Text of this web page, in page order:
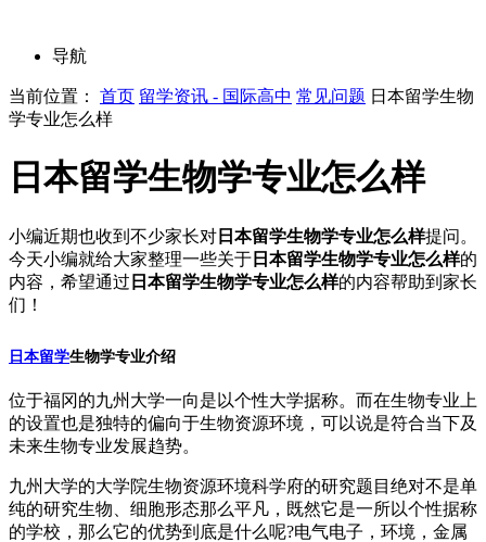
导航
当前位置： 首页 留学资讯 - 国际高中 常见问题 日本留学生物
学专业怎么样
日本留学生物学专业怎么样
小编近期也收到不少家长对 日本留学生物学专业怎么样提问。
今天小编就给大家整理一些关于 日本留学生物学专业怎么样的
内容，希望通过 日本留学生物学专业怎么样的内容帮助到家长
们！
日本留学生物学专业介绍
位于福冈的九州大学一向是以个性大学据称。而在生物专业上
的设置也是独特的偏向于生物资源环境，可以说是符合当下及
未来生物专业发展趋势。
九州大学的大学院生物资源环境科学府的研究题目绝对不是单
纯的研究生物、细胞形态那么平凡，既然它是一所以个性据称
的学校，那么它的优势到底是什么呢?电气电子，环境，金属